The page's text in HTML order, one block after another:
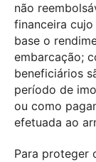
não
financeira
base o
embarcação;
beneficiários
período de
ou como
efetuada ao
Para proteger